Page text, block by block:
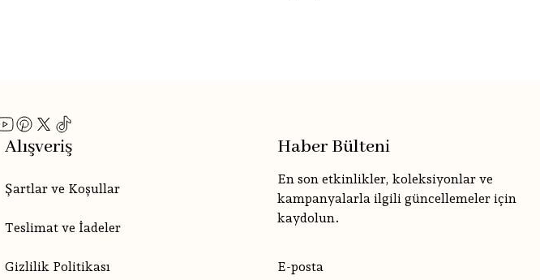
Alışveriş
Şartlar ve Koşullar
Teslimat ve İadeler
Gizlilik Politikası
Haber Bülteni
En son etkinlikler, koleksiyonlar ve
kampanyalarla ilgili güncellemeler için
kaydolun.